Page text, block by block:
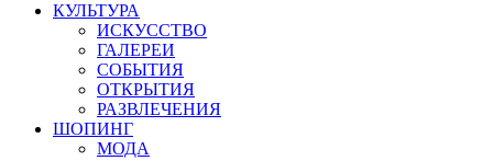
КУЛЬТУРА
ИСКУССТВО
ГАЛЕРЕИ
СОБЫТИЯ
ОТКРЫТИЯ
РАЗВЛЕЧЕНИЯ
ШОПИНГ
МОДА